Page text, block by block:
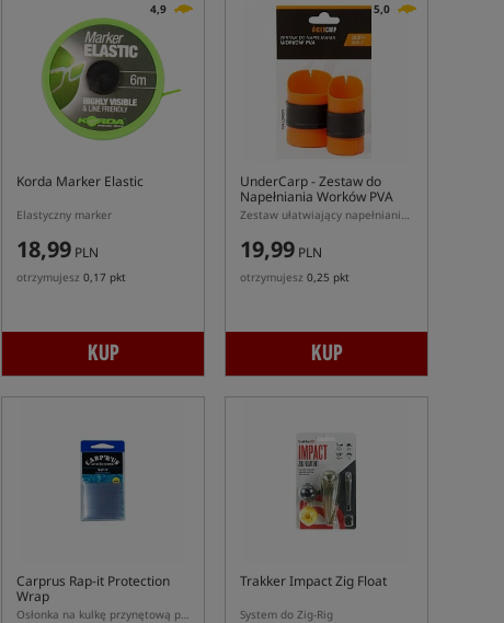
4,9
Korda Marker Elastic
Elastyczny marker
18,99 PLN
otrzymujesz 0,17 pkt
KUP
5,0
UnderCarp- Zestaw do
Napełniania Worków PVA
Zestaw ułatwiający napełnianie worków PVA
19,99 PLN
otrzymujesz 0,25 pkt
KUP
Carprus Rap-it Protection
Wrap
Osłonka na kulkę przynętową przeciw rakom
Trakker Impact Zig Float
System do Zig-Rig